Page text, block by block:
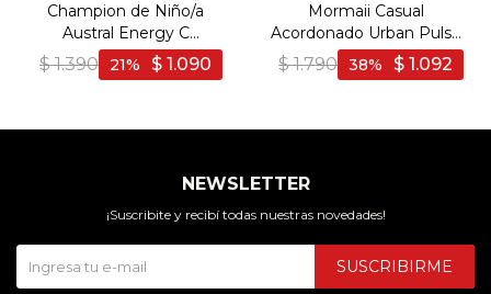
Champion de Niño/a
Austral Energy C
Acordonado con Velcro -
Blanco-Multicolor
$ 1.390 $ 1.090
21
Mormaii Casual
Acordonado Urban Pulse
JR - Marron
$ 1.790 $ 1.092
38
NEWSLETTER
¡Suscribite y recibí todas nuestras novedades!
SUSCRIBIRME